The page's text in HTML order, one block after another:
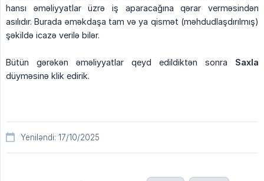
hansı əməliyyatlar üzrə iş aparacağına qərar verməsindən
asılıdır. Burada əməkdaşa tam və ya qismət (məhdudlaşdırılmış)
şəkildə icazə verilə bilər.
Bütün gərəkən əməliyyatlar qeyd edildiktən sonra Saxla
düyməsinə klik edirik.
Yeniləndi: 17/10/2025